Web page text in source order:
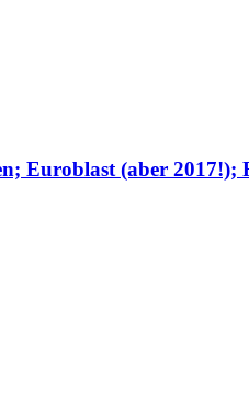
Euroblast (aber 2017!);